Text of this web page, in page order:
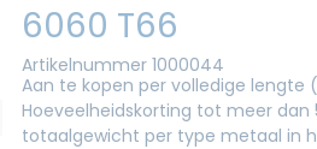
6060 T66
Artikelnummer 1000044
Aan te kopen per volledige
Hoeveelheidskorting tot meer dan
totaalgewicht per type metaal in